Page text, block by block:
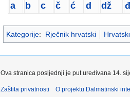
a
b
c
č
ć
d
dž
đ
Kategorije: Rječnik hrvatski
Ova stranica posljednji je put uređivana 14.
Zaštita privatnosti O projektu Dalmatinski